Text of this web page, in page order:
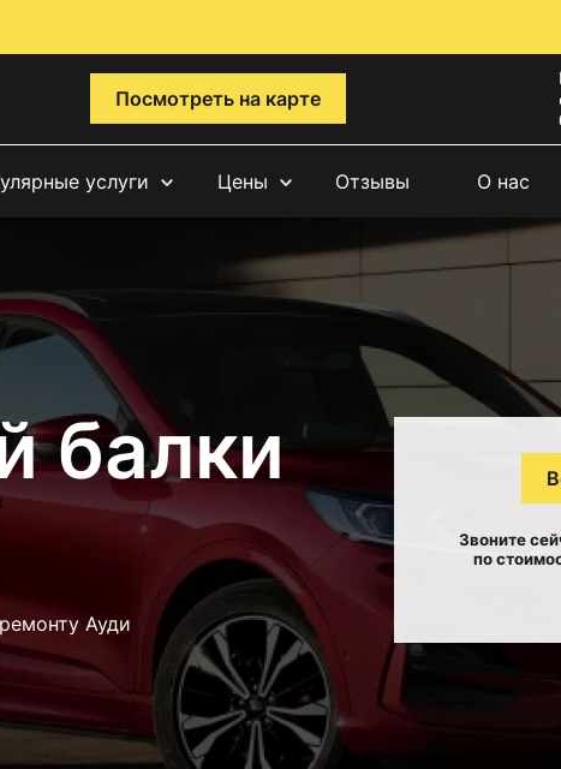
Посмотреть на карте
услуги Цены Отзывы О нас
балки
Ауди
Звоните
по